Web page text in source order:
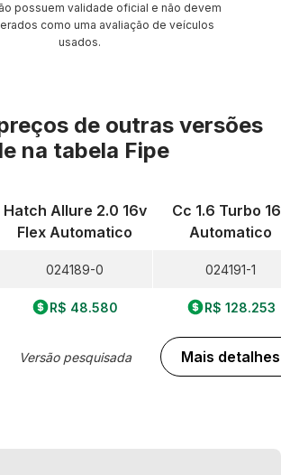
possuem validade oficial e não devem
como uma avaliação de veículos
usados.
de outras versões
na tabela Fipe
Hatch Allure 2.0 16v
Flex Automatico
024189-0
R$ 48.580
Versão pesquisada
Cc 1.6 Turbo
Automatico
024191-1
R$ 128.253
Mais detalhes